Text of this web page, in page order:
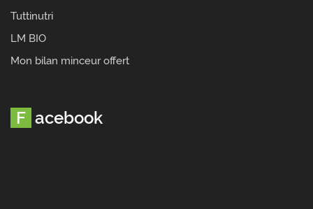
Tuttinutri
LM BIO
Mon bilan minceur offert
Facebook